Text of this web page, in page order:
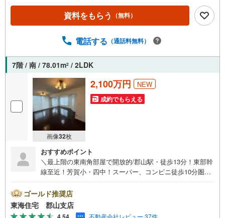
資料をもらう （無料）
電話する （通話料無料）
7階 / 南 / 78.01m2 / 2LDK
画像32枚
2,100万円 NEW
成約でもらえる
おすすめポイント
＼最上階の東南角部屋で開放的/郡山駅・徒歩13分！東部幹
線至近！芳賀小・四中！スーパー、コンビニ徒歩10分圏
毎日を。■東海住宅 郡山支店が選ばれる理由1郡山市を中心
に多数の物件を取り扱っています。 新築・中古様々な物
件をご紹介可能です。ぜひお気軽にお問合せ下さい。2お家
ゴールド推奨店
東海住宅 郡山支店